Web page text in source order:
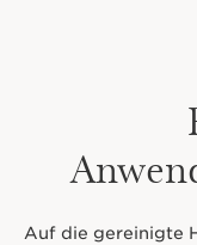
Auf die gereinigte